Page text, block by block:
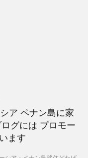
ア ペナン島に家
グには プロモー
ます